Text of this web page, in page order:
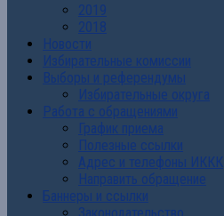
2019
2018
Новости
Избирательные комиссии
Выборы и референдумы
Избирательные округа
Работа с обращениями
График приема
Полезные ссылки
Адрес и телефоны ИККК
Направить обращение
Баннеры и ссылки